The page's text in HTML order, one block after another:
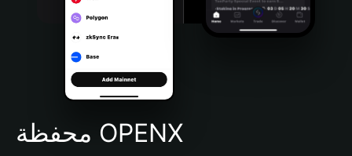
Português (Brasil)
Español (Argentina)
محفظة OPENX